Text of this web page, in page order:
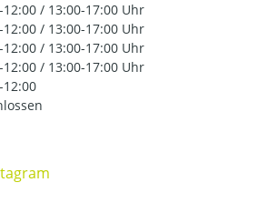
12:00 / 13:00-17:00 Uhr
12:00 / 13:00-17:00 Uhr
12:00 / 13:00-17:00 Uhr
12:00 / 13:00-17:00 Uhr
12:00